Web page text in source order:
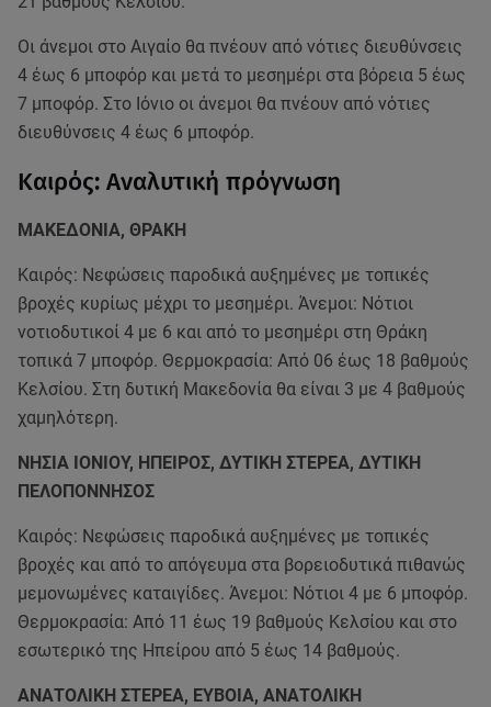
Οι άνεμοι στο Αιγαίο θα πνέουν από νότιες διευθύνσεις
4 έως 6 μποφόρ και μετά το μεσημέρι στα βόρεια 5 έως
7 μποφόρ. Στο Ιόνιο οι άνεμοι θα πνέουν από νότιες
διευθύνσεις 4 έως 6 μποφόρ.
Καιρός: Αναλυτική πρόγνωση
ΜΑΚΕΔΟΝΙΑ, ΘΡΑΚΗ
Καιρός: Νεφώσεις παροδικά αυξημένες με τοπικές
βροχές κυρίως μέχρι το μεσημέρι. Άνεμοι: Νότιοι
νοτιοδυτικοί 4 με 6 και από το μεσημέρι στη Θράκη
τοπικά 7 μποφόρ. Θερμοκρασία: Από 06 έως 18 βαθμούς
Κελσίου. Στη δυτική Μακεδονία θα είναι 3 με 4 βαθμούς
χαμηλότερη.
ΝΗΣΙΑ ΙΟΝΙΟΥ, ΗΠΕΙΡΟΣ, ΔΥΤΙΚΗ ΣΤΕΡΕΑ, ΔΥΤΙΚΗ
ΠΕΛΟΠΟΝΝΗΣΟΣ
Καιρός: Νεφώσεις παροδικά αυξημένες με τοπικές
βροχές και από το απόγευμα στα βορειοδυτικά πιθανώς
μεμονωμένες καταιγίδες. Άνεμοι: Νότιοι 4 με 6 μποφόρ.
Θερμοκρασία: Από 11 έως 19 βαθμούς Κελσίου και στο
εσωτερικό της Ηπείρου από 5 έως 14 βαθμούς.
ΑΝΑΤΟΛΙΚΗ ΣΤΕΡΕΑ, ΕΥΒΟΙΑ, ΑΝΑΤΟΛΙΚΗ